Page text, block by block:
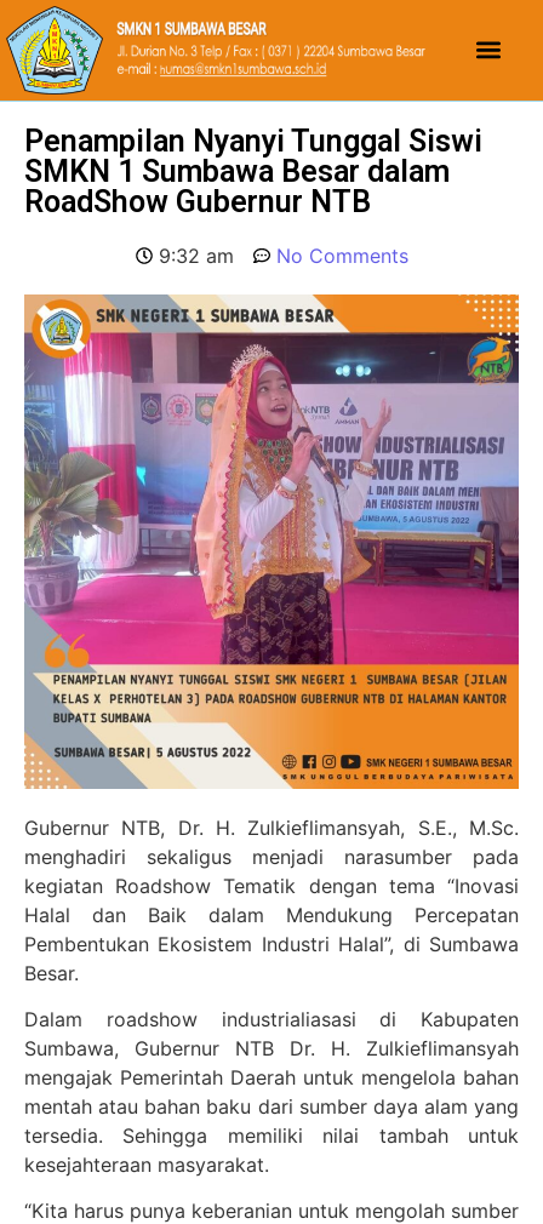
Penampilan Nyanyi Tunggal Siswi
SMKN 1 Sumbawa Besar dalam
RoadShow Gubernur NTB
9:32 am No Comments
Gubernur NTB, Dr. H. Zulkieflimansyah, S.E., M.Sc.
menghadiri sekaligus menjadi narasumber pada
kegiatan Roadshow Tematik dengan tema “Inovasi
Halal dan Baik dalam Mendukung Percepatan
Pembentukan Ekosistem Industri Halal”, di Sumbawa
Besar.
Dalam roadshow industrialiasasi di Kabupaten
Sumbawa, Gubernur NTB Dr. H. Zulkieflimansyah
mengajak Pemerintah Daerah untuk mengelola bahan
mentah atau bahan baku dari sumber daya alam yang
tersedia. Sehingga memiliki nilai tambah untuk
kesejahteraan masyarakat.
“Kita harus punya keberanian untuk mengolah sumber